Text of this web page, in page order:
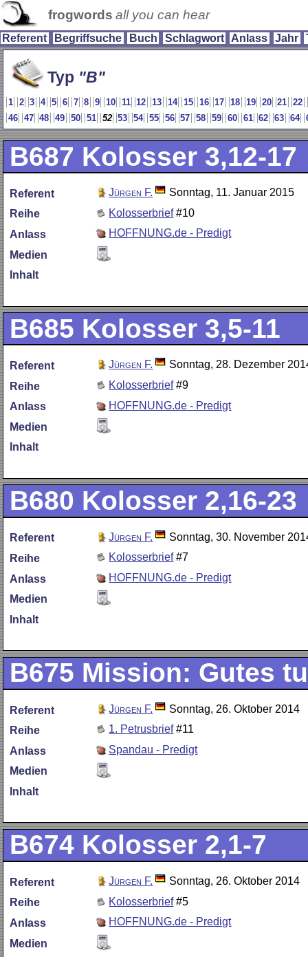
frogwords all you can hear
Referent Begriffsuche Buch Schlagwort Anlass Jahr
Typ B
1 2 3 4 5 6 7 8 9 10 11 12 13 14 15 16 17 18 19 20 21
22
46
47 48 49 50 51 52 53 54 55 56 57 58 59 60 61 62 63 64
B687 Kolosser 3,12-17
Referent Jürgen F.
Sonntag, 11. Januar 2015
Reihe
Kolosserbrief#10
Anlass
HOFFNUNG.de - Predigt
Medien
Inhalt
B685 Kolosser 3,5-11
Referent Jürgen F.
Sonntag, 28. Dezember
Reihe
Kolosserbrief#9
Anlass
HOFFNUNG.de - Predigt
Medien
Inhalt
B680 Kolosser 2,16-23
Referent Jürgen F.
Sonntag, 30. November
Reihe
Kolosserbrief#7
Anlass
HOFFNUNG.de - Predigt
Medien
Inhalt
B675 Mission: Gutes
Referent Jürgen F.
Sonntag, 26. Oktober 2014
Reihe
1. Petrusbrief#11
Anlass
Spandau - Predigt
Medien
Inhalt
B674 Kolosser 2,1-7
Referent Jürgen F.
Sonntag, 26. Oktober 2014
Reihe
Kolosserbrief#5
Anlass
HOFFNUNG.de - Predigt
Medien